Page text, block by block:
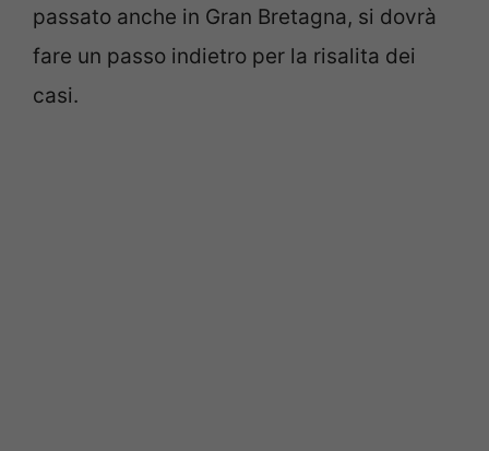
passato anche in Gran Bretagna, si dovrà
fare un passo indietro per la risalita dei
casi.